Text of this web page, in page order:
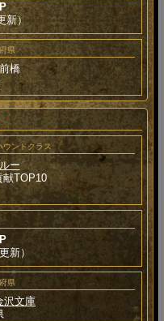
新）
県
橋
ウンドクラス
ー
献TOP10
新）
県
沢文庫